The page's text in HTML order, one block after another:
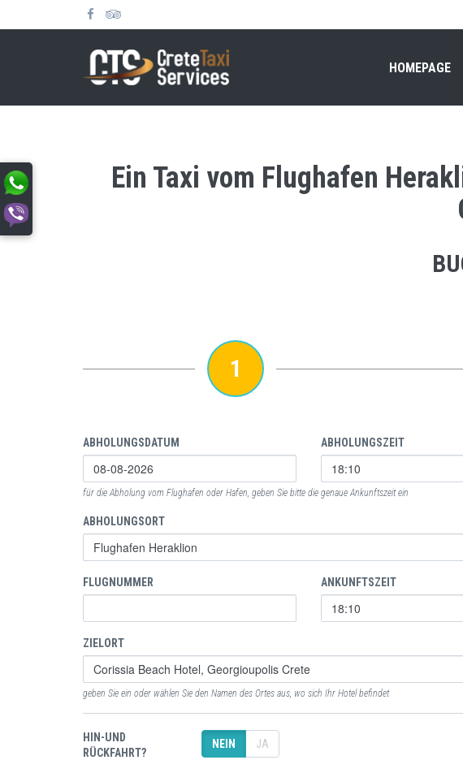
HOMEPAGE
Ein Taxi vom Flughafen
1
ABHOLUNGSDATUM ABHOLUNGSZEIT
für die Abholung vom Flughafen oder Hafen, geben Sie bitte die genaue Ankunftszeit ein
ABHOLUNGSORT
FLUGNUMMER ANKUNFTSZEIT
ZIELORT
geben Sie ein oder wählen Sie den Namen des Ortes aus, wo sich Ihr Hotel befindet
HIN-UND
RÜCKFAHRT?
NEIN JA